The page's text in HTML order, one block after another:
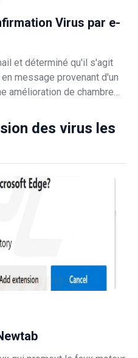
Virus par e-
et déterminé qu'il s'agit
message provenant d'un
amélioration de chambre
un fichier m
des virus les